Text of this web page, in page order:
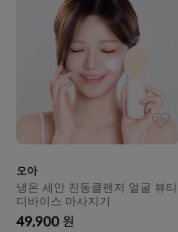
오아
냉온 세안 진동클렌저 얼굴 뷰티
디바이스 마사지기
49,900 원